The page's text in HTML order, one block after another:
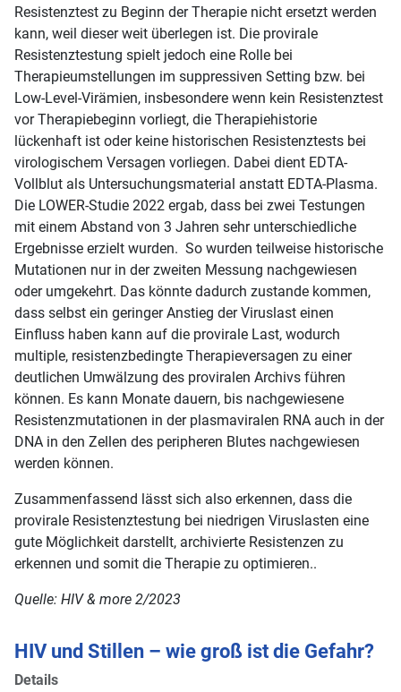
Resistenztest zu Beginn der Therapie nicht ersetzt werden
kann, weil dieser weit überlegen ist. Die provirale
Resistenztestung spielt jedoch eine Rolle bei
Therapieumstellungen im suppressiven Setting bzw. bei
Low-Level-Virämien, insbesondere wenn kein Resistenztest
vor Therapiebeginn vorliegt, die Therapiehistorie
lückenhaft ist oder keine historischen Resistenztests bei
virologischem Versagen vorliegen. Dabei dient EDTA-
Vollblut als Untersuchungsmaterial anstatt EDTA-Plasma.
Die LOWER-Studie 2022 ergab, dass bei zwei Testungen
mit einem Abstand von 3 Jahren sehr unterschiedliche
Ergebnisse erzielt wurden. So wurden teilweise historische
Mutationen nur in der zweiten Messung nachgewiesen
oder umgekehrt. Das könnte dadurch zustande kommen,
dass selbst ein geringer Anstieg der Viruslast einen
Einfluss haben kann auf die provirale Last, wodurch
multiple, resistenzbedingte Therapieversagen zu einer
deutlichen Umwälzung des proviralen Archivs führen
können. Es kann Monate dauern, bis nachgewiesene
Resistenzmutationen in der plasmaviralen RNA auch in der
DNA in den Zellen des peripheren Blutes nachgewiesen
werden können.
Zusammenfassend lässt sich also erkennen, dass die
provirale Resistenztestung bei niedrigen Viruslasten eine
gute Möglichkeit darstellt, archivierte Resistenzen zu
erkennen und somit die Therapie zu optimieren..
Quelle: HIV & more 2/2023
HIV und Stillen – wie groß ist die Gefahr?
Details